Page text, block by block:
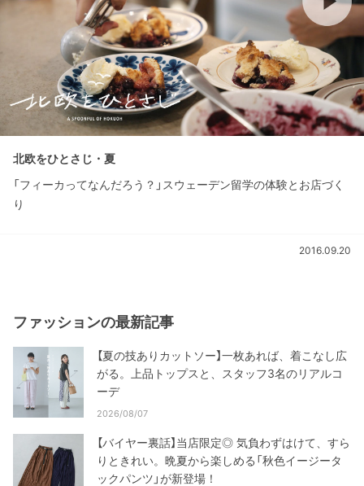
北欧をひとさじ・夏
「フィーカってなんだろう？」スウェーデン留学の体験とお店づく
り
2016.09.20
ファッションの最新記事
【夏の技ありカットソー】一枚あれば、着こなし広
がる。上品トップスと、スタッフ3名のリアルコ
ーデ
2026/08/07
【バイヤー裏話】当店限定◎ 気負わずはけて、すら
りときれい。晩夏から楽しめる「秋色イージータ
ックパンツ」が新登場！